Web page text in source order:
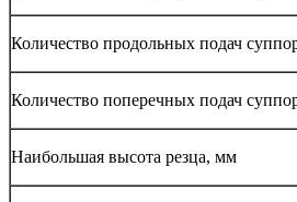
Количество продольных подач
Количество поперечных подач
Наибольшая высота резца, мм